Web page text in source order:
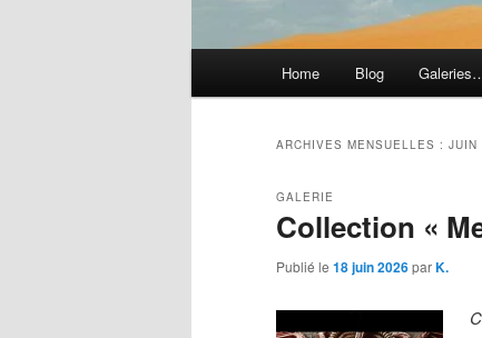
Home Blog
ARCHIVES MENSUELLES : JUIN
Collection «
GALERIE
Publié le 18 juin 2026parK.